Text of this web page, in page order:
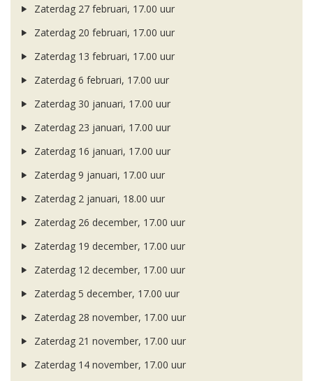
Zaterdag 27 februari, 17.00 uur
Zaterdag 20 februari, 17.00 uur
Zaterdag 13 februari, 17.00 uur
Zaterdag 6 februari, 17.00 uur
Zaterdag 30 januari, 17.00 uur
Zaterdag 23 januari, 17.00 uur
Zaterdag 16 januari, 17.00 uur
Zaterdag 9 januari, 17.00 uur
Zaterdag 2 januari, 18.00 uur
Zaterdag 26 december, 17.00 uur
Zaterdag 19 december, 17.00 uur
Zaterdag 12 december, 17.00 uur
Zaterdag 5 december, 17.00 uur
Zaterdag 28 november, 17.00 uur
Zaterdag 21 november, 17.00 uur
Zaterdag 14 november, 17.00 uur